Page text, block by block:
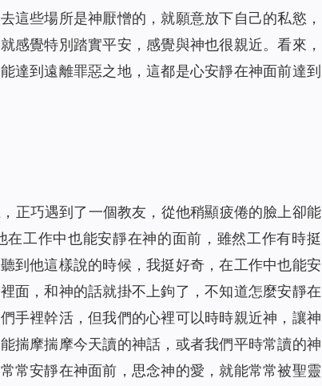
這些場所是神厭憎的，就願意放下自己的私慾，
感覺特別踏實平安，感覺與神也很親近。看來，
達到遠離罪惡之地，這都是心安靜在神面前達到
正巧遇到了一個教友，從他稍顯疲倦的臉上卻能
工作中也能安靜在神的面前，雖然工作有時挺
到他這樣說的時候，我挺好奇，在工作中也能安
面，和神的話就掛不上鉤了，不知道怎麼安靜在
手裡幹活，但我們的心裡可以時時親近神，讓神
揣摩揣摩今天讀的神話，或者我們平時常讀的神
常安靜在神面前，思念神的愛，就能常常被聖靈